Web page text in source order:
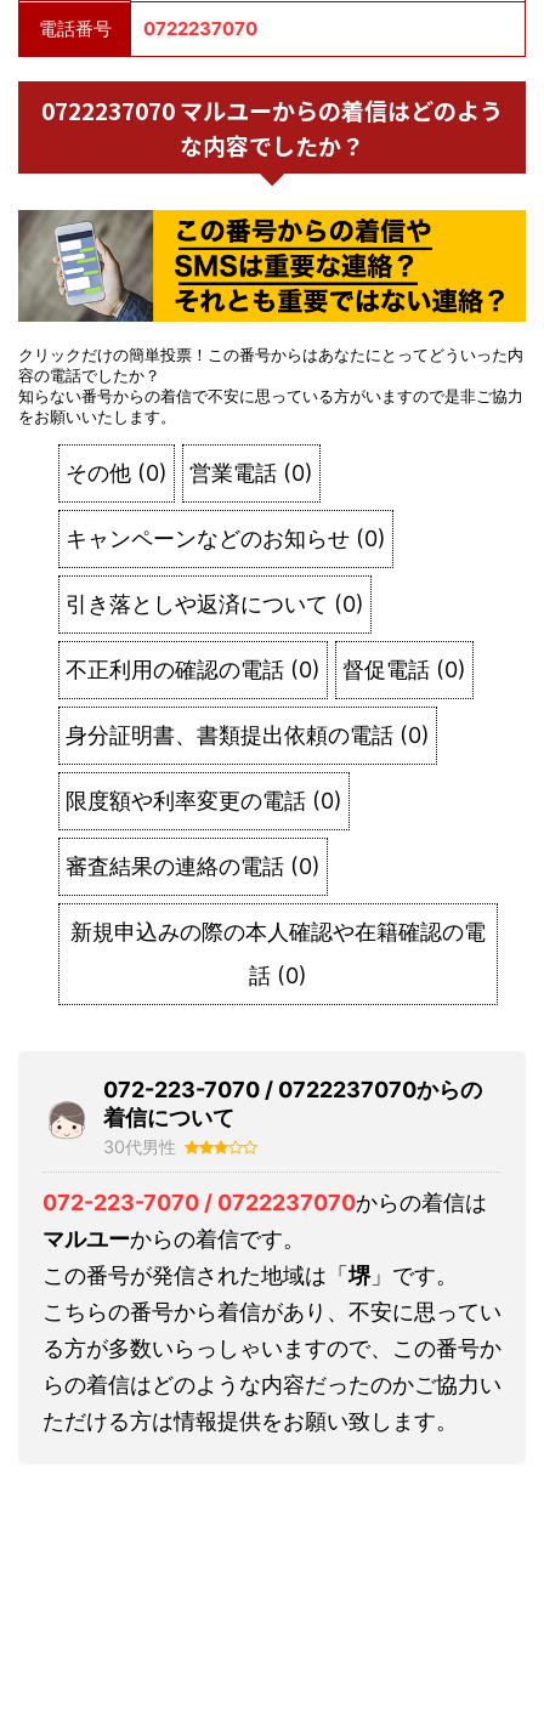
電話番号 0722237070
0722237070 マルユーからの着信はどのよう
な内容でしたか？
クリックだけの簡単投票！この番号からはあなたにとってどういった内
容の電話でしたか？
知らない番号からの着信で不安に思っている方がいますので是非ご協力
をお願いいたします。
その他 (0) 営業電話 (0)
キャンペーンなどのお知らせ (0)
引き落としや返済について (0)
不正利用の確認の電話 (0) 督促電話 (0)
身分証明書、書類提出依頼の電話 (0)
限度額や利率変更の電話 (0)
審査結果の連絡の電話 (0)
新規申込みの際の本人確認や在籍確認の電
話 (0)
072-223-7070 / 0722237070からの
着信について
30代男性
072-223-7070 / 0722237070からの着信は
マルユーからの着信です。
この番号が発信された地域は「堺」です。
こちらの番号から着信があり、不安に思ってい
る方が多数いらっしゃいますので、この番号か
らの着信はどのような内容だったのかご協力い
ただける方は情報提供をお願い致します。